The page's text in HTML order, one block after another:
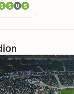
S S U S